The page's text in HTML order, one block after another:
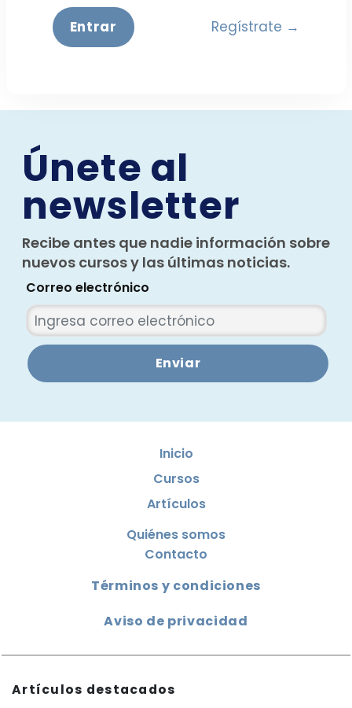
Regístrate →
Únete al
newsletter
Recibe antes que nadie información sobre
nuevos cursos y las últimas noticias.
Correo electrónico
Enviar
Inicio
Cursos
Artículos
Quiénes somos
Contacto
Términos y condiciones
Aviso de privacidad
Artículos destacados